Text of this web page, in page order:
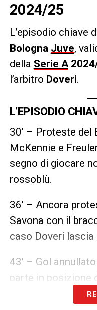
2024/25
L’episodio chiave
Bologna Juve,
della Serie A
l’arbitro Doveri.
L’EPISODIO
30′ – Proteste
McKennie e
segno di giocare
rossoblù.
36′ – Ancora
Savona con il
caso Doveri lascia
43′ – Gol
parte in posizione
45+2′ – Proteste